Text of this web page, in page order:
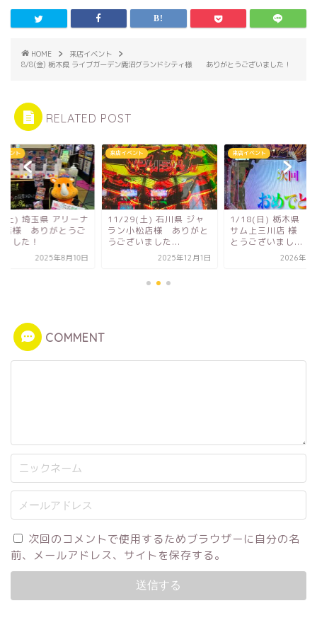
HOME
来店イベント
8/8(金) 栃木県 ライブガーデン鹿沼グランドシティ様 ありがとうございました！
RELATED POST
ベント
) 埼玉県 アリーナ
店様 ありがとうご
した！
2025年8月10日
来店イベント
11/29(土) 石川県 ジャ
ラン小松店様 ありがと
うございました...
2025年12月1日
来店イベント
1/18(日) 栃木県
サム上三川店 様 あ
とうございまし...
2026年1
COMMENT
次回のコメントで使用するためブラウザーに自分の名
前、メールアドレス、サイトを保存する。